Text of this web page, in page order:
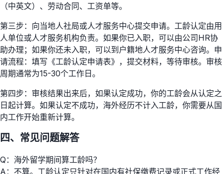
（中英文）、劳动合同、工资单等。
第三步：向当地人社局或人才服务中心提交申请。工龄认定由用
人单位或人才服务机构负责。如果你已入职，可以由公司HR协
助办理；如果你还未入职，可以到户籍地人才服务中心咨询。申
请流程：填写《工龄认定申请表》，提交材料，等待审核。审核
周期通常为15-30个工作日。
第四步：审核结果出来后，如果认定成功，你的工龄会从认定之
日起计算。如果认定不成功，海外经历不计入工龄，你需要从国
内工作开始重新计算。
四、常见问题解答
Q：海外留学期间算工龄吗？
A：不算。工龄认定只针对在国内有社保缴费记录或正式工作经